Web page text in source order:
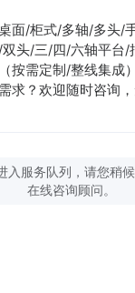
面/柜式/多轴/多头/
头/三/四/六轴平台/
按需定制/整线集成）
求？欢迎随时咨询
入服务队列，请您稍
在线咨询顾问。